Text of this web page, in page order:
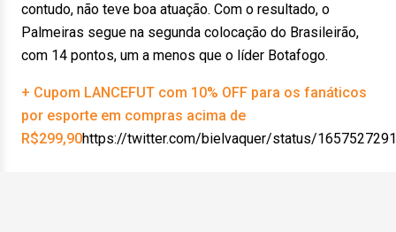
contudo, não teve boa atuação. Com o resultado, o
Palmeiras segue na segunda colocação do Brasileirão,
com 14 pontos, um a menos que o líder Botafogo.
+ Cupom LANCEFUT com 10% OFF para os fanáticos
por esporte em compras acima de
R$299,90https://twitter.com/bielvaquer/status/